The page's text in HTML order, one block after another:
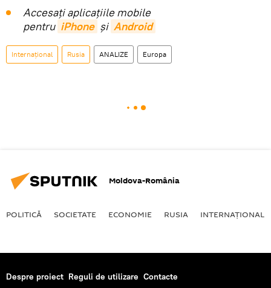
Accesaţi aplicaţiile mobile
pentru iPhone și Android
Internaţional Rusia ANALIZE Europa
Moldova-România
POLITICĂ SOCIETATE ECONOMIE RUSIA INTERNAŢIONAL
Despre proiect Reguli de utilizare Contacte